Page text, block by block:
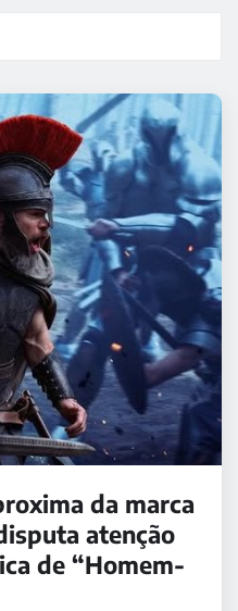
da marca
atenção
de “Homem-